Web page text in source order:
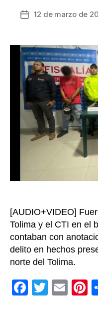
Fecha
entrada
12 de marzo de
[AUDIO+VIDEO]
Tolima y el CTI en el
contaban con
delito en hechos
norte del Tolima.
F
T
E